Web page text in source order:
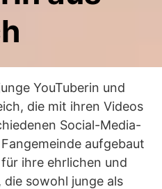
YouTuberin und
die mit ihren Videos
Social-Media-
aufgebaut
ihre ehrlichen und
sowohl junge als